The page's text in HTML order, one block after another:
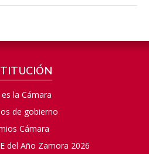
la Cámara
de gobierno
Cámara
del Año Zamora 2026